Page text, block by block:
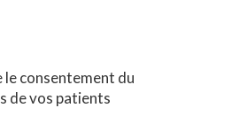
consentement du
de vos patients